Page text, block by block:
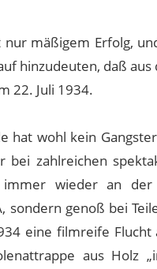
mäßigem Erfolg,
hinzudeuten, daß
22. Juli 1934.
hat wohl kein
bei zahlreichen
wieder an
sondern genoß bei
eine filmreife
aus Holz